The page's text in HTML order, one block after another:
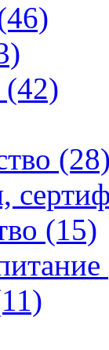
(42)
(15)